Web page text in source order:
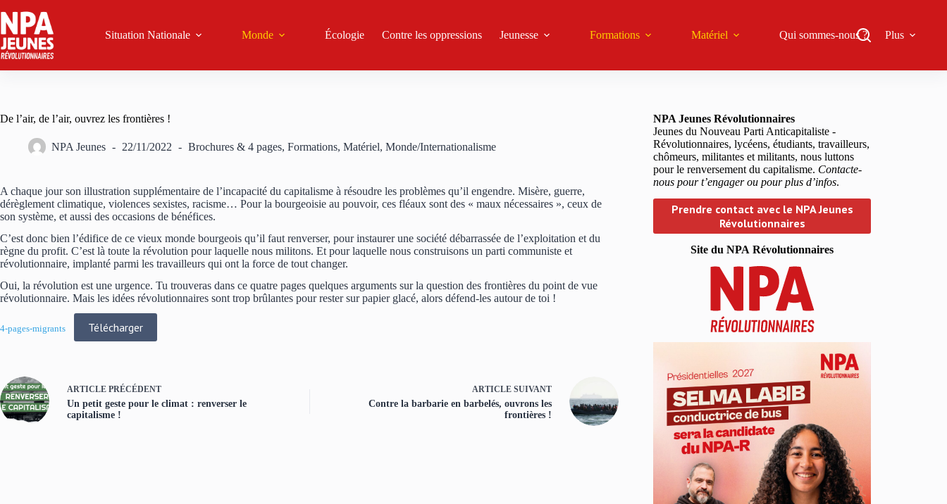
au
contenu
Situation Nationale Monde Écologie Contre les oppressions Jeunesse Formations Matériel Qui sommes-nous ? Plus
De l’air, de l’air, ouvrez les frontières !
NPA Jeunes 22/11/2022 Brochures & 4 pages, Formations, Matériel, Monde/Internationalisme
A chaque jour son illustration supplémentaire de l’incapacité du capitalisme à résoudre les problèmes qu’il engendre. Misère, guerre,
dérèglement climatique, violences sexistes, racisme… Pour la bourgeoisie au pouvoir, ces fléaux sont des « maux nécessaires », ceux de
son système, et aussi des occasions de bénéfices.
C’est donc bien l’édifice de ce vieux monde bourgeois qu’il faut renverser, pour instaurer une société débarrassée de l’exploitation et du
règne du profit. C’est là toute la révolution pour laquelle nous militons. Et pour laquelle nous construisons un parti communiste et
révolutionnaire, implanté parmi les travailleurs qui ont la force de tout changer.
Oui, la révolution est une urgence. Tu trouveras dans ce quatre pages quelques arguments sur la question des frontières du point de vue
révolutionnaire. Mais les idées révolutionnaires sont trop brûlantes pour rester sur papier glacé, alors défend-les autour de toi !
4-pages-migrants Télécharger
ARTICLE PRÉCÉDENT
Un petit geste pour le climat : renverser le
capitalisme !
ARTICLESUIVANT
Contre la barbarie en barbelés, ouvrons les
frontières !
NPA Jeunes Révolutionnaires
Jeunes du Nouveau Parti Anticapitaliste -
Révolutionnaires, lycéens, étudiants, travailleurs,
chômeurs, militantes et militants, nous luttons
pour le renversement du capitalisme. Contacte-
nous pour t’engager ou pour plus d’infos.
Prendre contact avec le NPA Jeunes
Révolutionnaires
Site du NPA Révolutionnaires